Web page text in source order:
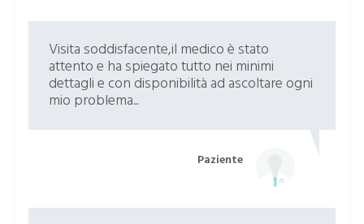
Visita soddisfacente,il medico è stato
attento e ha spiegato tutto nei minimi
dettagli e con disponibilità ad ascoltare ogni
mio problema..
Paziente